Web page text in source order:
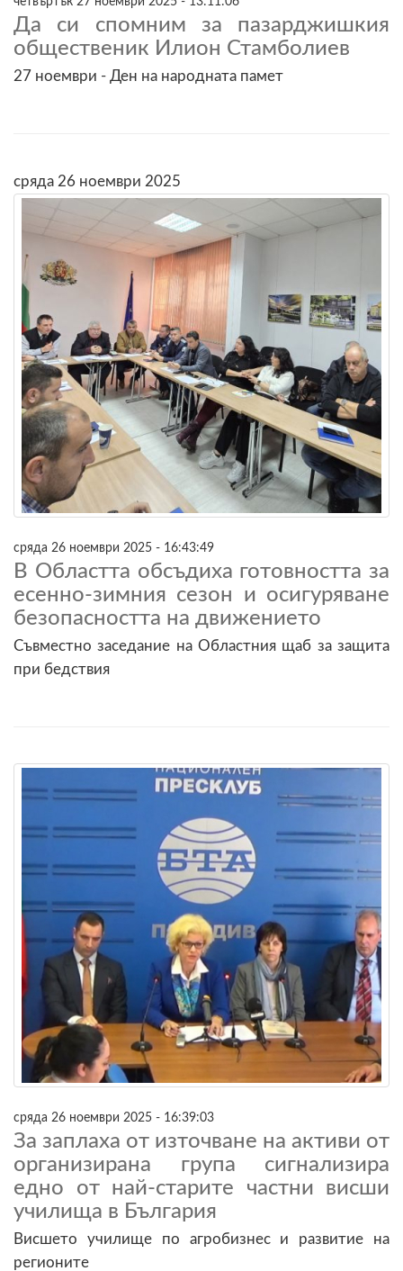
Да си спомним за пазарджишкия
общественик Илион Стамболиев
27 ноември - Ден на народната памет
сряда 26 ноември 2025
сряда 26 ноември 2025 - 16:43:49
В Областта обсъдиха готовността за
есенно-зимния сезон и осигуряване
безопасността на движението
Съвместно заседание на Областния щаб за защита
при бедствия
сряда 26 ноември 2025 - 16:39:03
За заплаха от източване на активи от
организирана група сигнализира
едно от най-старите частни висши
училища в България
Висшето училище по агробизнес и развитие на
регионите